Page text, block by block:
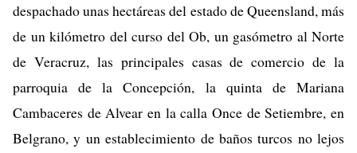
despachado unas hectáreas del estado de Queensland, más
de un kilómetro del curso del Ob, un gasómetro al Norte
de Veracruz, las principales casas de comercio de la
parroquia de la Concepción, la quinta de Mariana
Cambaceres de Alvear en la calla Once de Setiembre, en
Belgrano, y un establecimiento de baños turcos no lejos